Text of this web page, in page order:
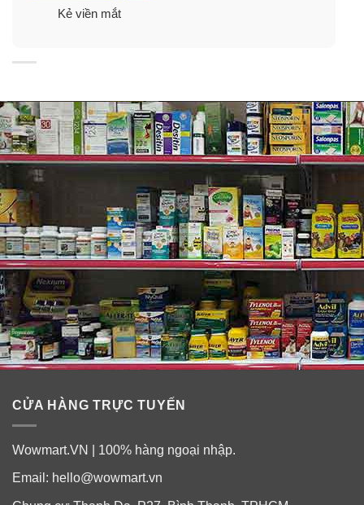
Kẻ viền mắt
CỬA HÀNG TRỰC TUYẾN
Wowmart.VN | 100% hàng ngoại nhập.
Email: hello@wowmart.vn